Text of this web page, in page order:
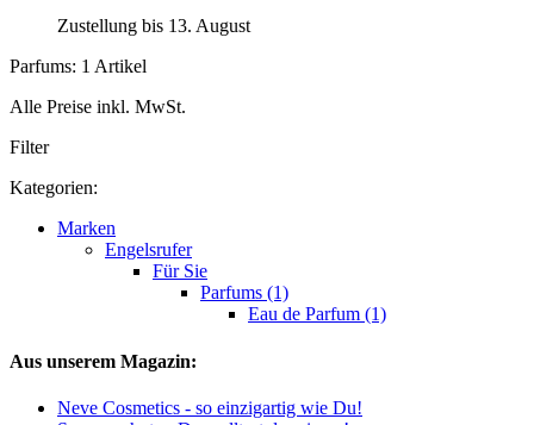
Zustellung bis 13. August
Parfums: 1 Artikel
Alle Preise inkl. MwSt.
Filter
Kategorien:
Marken
Engelsrufer
Für Sie
Parfums (1)
Eau de Parfum (1)
Aus unserem Magazin:
Neve Cosmetics - so einzigartig wie Du!